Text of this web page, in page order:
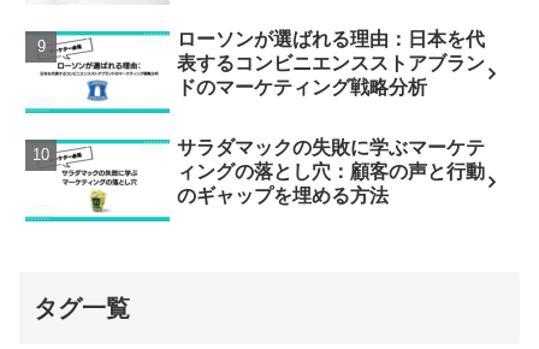
ローソンが選ばれる理由：日本を代
表するコンビニエンスストアブラン
ドのマーケティング戦略分析
サラダマックの失敗に学ぶマーケテ
ィングの落とし穴：顧客の声と行動
のギャップを埋める方法
タグ一覧